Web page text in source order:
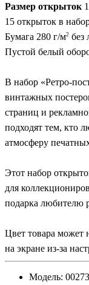
Размер открыток
15 открыток в
Бумага 280 г/м2 без
Пустой белый
В набор «Ретро-
винтажных
страниц и
подходят тем, кто
атмосферу
Этот набор
для
подарка любителю
Цвет товара может
на экране из-за
Модель: